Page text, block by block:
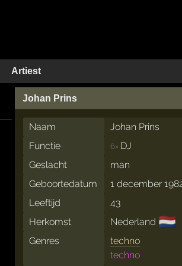
Artiest
Johan Prins
Naam
Johan Prins
Functie
6× DJ
Geslacht
man
Geboortedatum
1 december
Leeftijd
43
Herkomst
Nederland 🇳🇱
Genres
techno
techno